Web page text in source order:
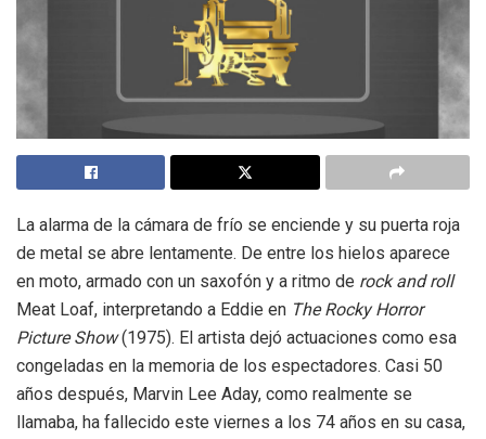
La alarma de la cámara de frío se enciende y su puerta roja
de metal se abre lentamente. De entre los hielos aparece
en moto, armado con un saxofón y a ritmo de rock and roll
Meat Loaf, interpretando a Eddie en The Rocky Horror
Picture Show(1975). El artista dejó actuaciones como esa
congeladas en la memoria de los espectadores. Casi 50
años después, Marvin Lee Aday, como realmente se
llamaba, ha fallecido este viernes a los 74 años en su casa,